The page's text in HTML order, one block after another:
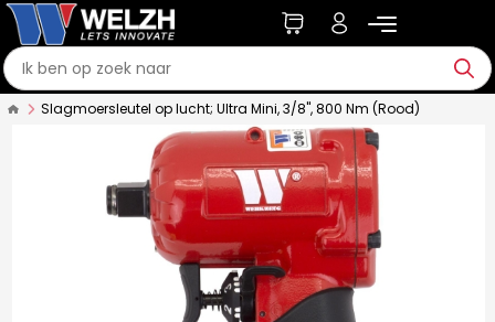
Slagmoersleutel op lucht; Ultra Mini, 3/8'', 800 Nm (Rood)